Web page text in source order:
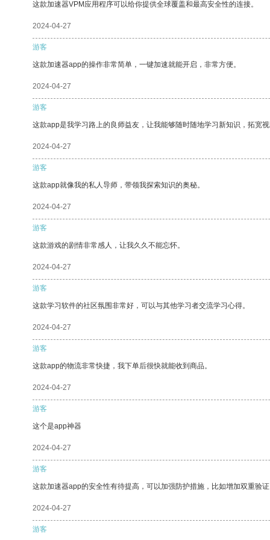
这款加速器VPM应用程序可以给你提供全球覆盖和最高安全性的连接。
2024-04-27
游客
这款加速器app的操作非常简单，一键加速就能开启，非常方便。
2024-04-27
游客
这款app是我学习路上的良师益友，让我能够随时随地学习新知识，拓宽
2024-04-27
游客
这款app就像我的私人导师，带领我探索知识的奥秘。
2024-04-27
游客
这款游戏的剧情非常感人，让我久久不能忘怀。
2024-04-27
游客
这款学习软件的社区氛围非常好，可以与其他学习者交流学习心得。
2024-04-27
游客
这款app的物流非常快捷，我下单后很快就能收到商品。
2024-04-27
游客
这个是app神器
2024-04-27
游客
这款加速器app的安全性有待提高，可以加强防护措施，比如增加双重验
2024-04-27
游客